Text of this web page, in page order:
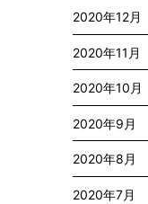
2020年12月
2020年11月
2020年10月
2020年9月
2020年8月
2020年7月